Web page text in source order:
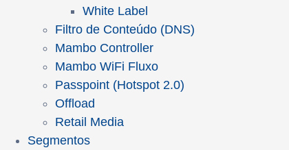
White Label
Filtro de Conteúdo (DNS)
Mambo Controller
Mambo WiFi Fluxo
Passpoint (Hotspot 2.0)
Offload
Retail Media
Segmentos